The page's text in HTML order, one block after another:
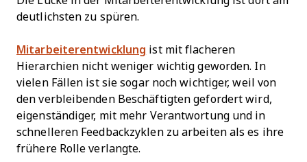
deutlichsten zu spüren.
Mitarbeiterentwicklung ist mit flacheren
Hierarchien nicht weniger wichtig geworden. In
vielen Fällen ist sie sogar noch wichtiger, weil von
den verbleibenden Beschäftigten gefordert wird,
eigenständiger, mit mehr Verantwortung und in
schnelleren Feedbackzyklen zu arbeiten als es ihre
frühere Rolle verlangte.